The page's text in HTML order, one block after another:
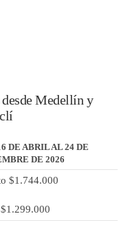
Medellín y
DE ABRIL AL 24 DE
DE 2026
$1.744.000